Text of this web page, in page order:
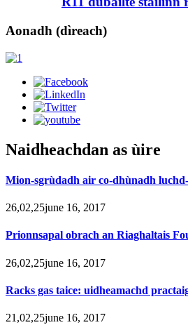
Aonadh (dìreach)
Naidheachdan as ùire
Mion-sgrùdadh air co-dhùnadh
26,02,25june 16, 2017
Prionnsapal obrach an Riaghaltais
26,02,25june 16, 2017
Racks gas taice: uidheamachd
21,02,25june 16, 2017